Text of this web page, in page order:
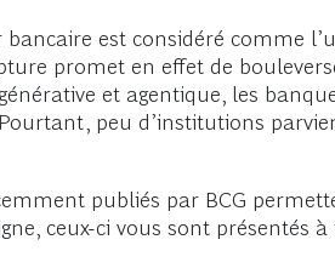
bancaire est considéré comme
promet en effet de
et agentique, les
peu d’institutions
publiés par BCG
ceux-ci vous sont présentés